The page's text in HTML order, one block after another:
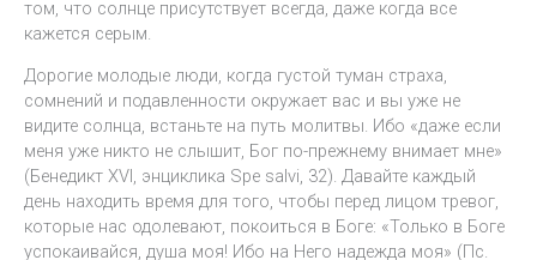
том, что солнце присутствует всегда, даже когда все
кажется серым.
Дорогие молодые люди, когда густой туман страха,
сомнений и подавленности окружает вас и вы уже не
видите солнца, встаньте на путь молитвы. Ибо «даже если
меня уже никто не слышит, Бог по-прежнему внимает мне»
(Бенедикт XVI, энциклика Spe salvi, 32). Давайте каждый
день находить время для того, чтобы перед лицом тревог,
которые нас одолевают, покоиться в Боге: «Только в Боге
успокаивайся, душа моя! Ибо на Него надежда моя» (Пс.